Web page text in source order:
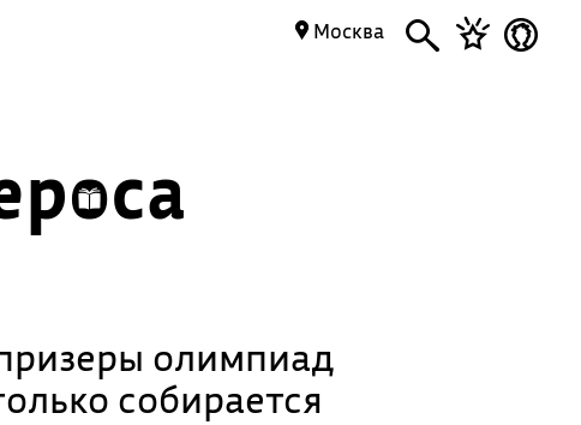
Москва
олимпиад
собирается